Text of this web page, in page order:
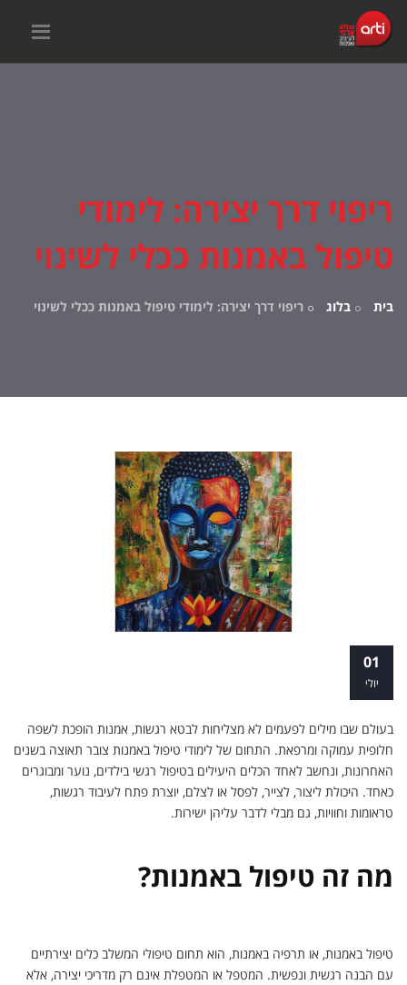
ריפוי דרך יצירה: לימודי
טיפול באמנות ככלי לשינוי
בית בלוג ריפוי דרך יצירה: לימודי טיפול באמנות ככלי לשינוי
01
יולי
בעולם שבו מילים לפעמים לא מצליחות לבטא רגשות, אמנות הופכת לשפה
חלופית עמוקה ומרפאת. התחום של לימודי טיפול באמנות צובר תאוצה בשנים
האחרונות, ונחשב לאחד הכלים היעילים בטיפול רגשי בילדים, נוער ומבוגרים
כאחד. היכולת ליצור, לצייר, לפסל או לצלם, יוצרת פתח לעיבוד רגשות,
טראומות וחוויות, גם מבלי לדבר עליהן ישירות.
מה זה טיפול באמנות?
טיפול באמנות, או תרפיה באמנות, הוא תחום טיפולי המשלב כלים יצירתיים
עם הבנה רגשית ונפשית. המטפל או המטפלת אינם רק מדריכי יצירה, אלא